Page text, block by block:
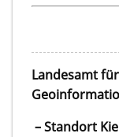
Landesamt
– Standort